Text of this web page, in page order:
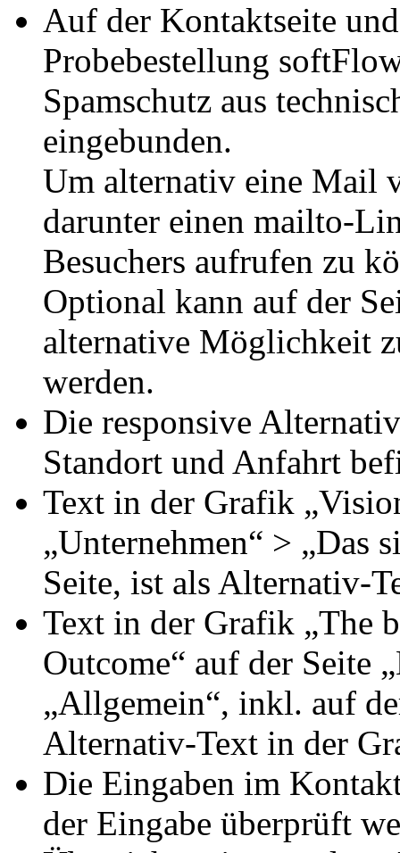
Auf der Kontaktseite
Probebestellung
Spamschutz aus
eingebunden.
Um alternativ eine Mail
darunter einen mailto-
Besuchers aufrufen zu
Optional kann auf der
alternative Möglichkeit
werden.
Die responsive
Standort und Anfahrt
Text in der Grafik
„Unternehmen“ > „Das
Seite, ist als Alternativ-
Text in der Grafik „The
Outcome“ auf der Seite
„Allgemein“, inkl. auf
Alternativ-Text in der
Die Eingaben im
der Eingabe überprüft